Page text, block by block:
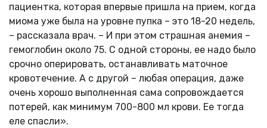
пациентка, которая впервые пришла на прием, когда
миома уже была на уровне пупка – это 18-20 недель,
– рассказала врач. – И при этом страшная анемия –
гемоглобин около 75. С одной стороны, ее надо было
срочно оперировать, останавливать маточное
кровотечение. А с другой – любая операция, даже
очень хорошо выполненная сама сопровождается
потерей, как минимум 700-800 мл крови. Ее тогда
еле спасли».